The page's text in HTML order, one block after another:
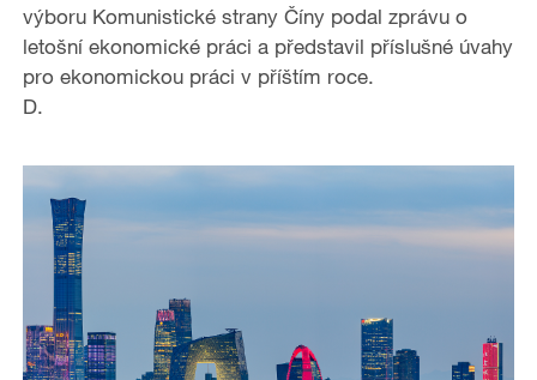
výboru Komunistické strany Číny podal zprávu o
letošní ekonomické práci a představil příslušné úvahy
pro ekonomickou práci v příštím roce.
D.